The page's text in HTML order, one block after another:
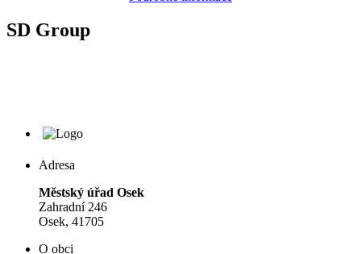
SD Group
Adresa
Městský úřad Osek
Zahradní 246
Osek, 41705
O obci